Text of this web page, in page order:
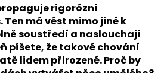
rigorózní
má vést mimo jiné k
soustředí a naslouchají
píšete, že takové chování
lidem přirozené. Proč by